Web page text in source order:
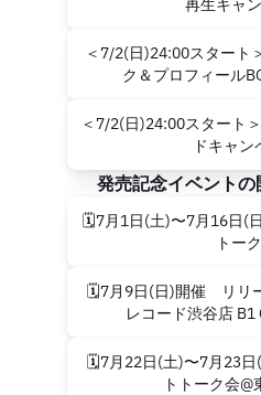
再生キャ
＜7/2(日)24:00スタート
ク＆プロフィール
＜7/2(日)24:00スタート
ドキャン
発売記念イベントの
🗓7月1日(土)〜7月16日(
トー
🗓7月9日(日)開催 リリ
レコード渋谷店 B1
🗓7月22日(土)〜7月23
トトーク会